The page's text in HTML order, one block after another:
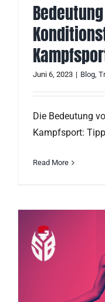
Juni 6, 2023 | Blog,
Die Bedeutung
Kampfsport:
Read More